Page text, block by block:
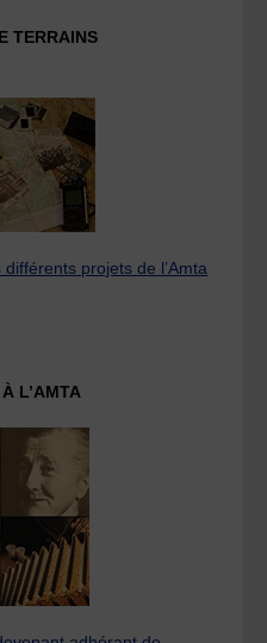
TERRAINS
projets de l’Amta
L’AMTA